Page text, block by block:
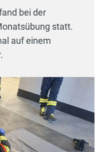
bei der
statt.
auf einem